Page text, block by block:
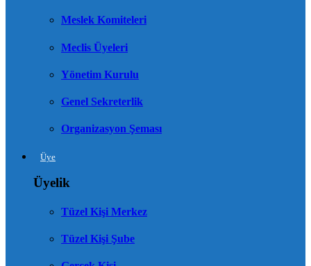
Meslek Komiteleri
Meclis Üyeleri
Yönetim Kurulu
Genel Sekreterlik
Organizasyon Şeması
Üye
Üyelik
Tüzel Kişi Merkez
Tüzel Kişi Şube